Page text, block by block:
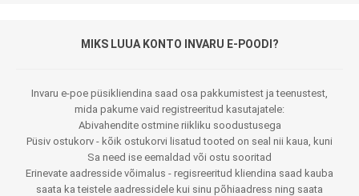
MIKS LUUA KONTO INVARU E-POODI?
Invaru e-poe püsikliendina saad osa pakkumistest ja teenustest,
mida pakume vaid registreeritud kasutajatele:
Abivahendite ostmine riikliku soodustusega
Püsiv ostukorv - kõik ostukorvi lisatud tooted on seal nii kaua, kuni
Sa need ise eemaldad või ostu sooritad
Erinevate aadresside võimalus - regisreeritud kliendina saad kauba
saata ka teistele aadressidele kui sinu põhiaadress ning saata